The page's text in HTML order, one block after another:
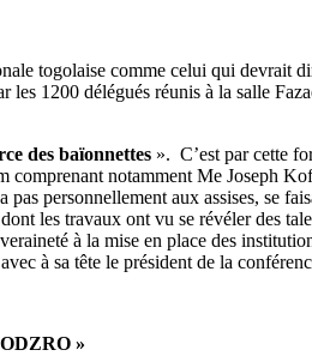
togolaise comme celui qui devrait
1200 délégués réunis à la salle
des baïonnettes ». C’est par cette
comprenant notamment Me Joseph
personnellement aux assises, se
les travaux ont vu se révéler des
à la mise en place des
à sa tête le président de la
»